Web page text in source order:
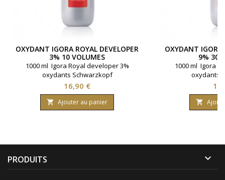
OXYDANT IGORA ROYAL DEVELOPER
3% 10 VOLUMES
1000 ml Igora Royal developer 3%
oxydants Schwarzkopf
Prix
16,90 €
 Ajouter au panier
OXYDANT IGORA
9% 30
1000 ml Igora
oxydants

PRODUITS 